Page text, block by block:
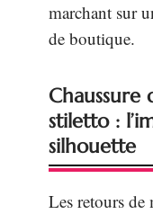
marchant sur
de boutique.
stiletto :
silhouette
Les retours de